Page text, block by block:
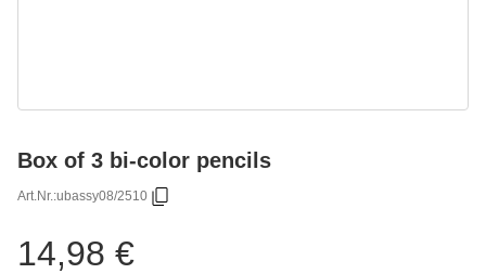
Box of 3 bi-color pencils
Art.Nr.:ubassy08/2510
14,98 €